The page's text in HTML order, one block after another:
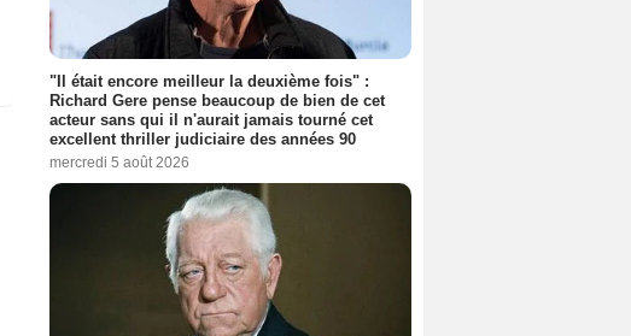
"Il était encore meilleur la deuxième fois" :
Richard Gere pense beaucoup de bien de cet
acteur sans qui il n'aurait jamais tourné cet
excellent thriller judiciaire des années 90
mercredi 5 août 2026